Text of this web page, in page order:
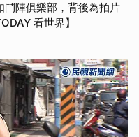
鬥陣俱樂部，背後為拍片
看世界】